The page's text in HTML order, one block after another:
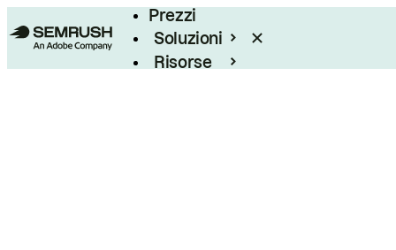
Prezzi
Soluzioni
Risorse